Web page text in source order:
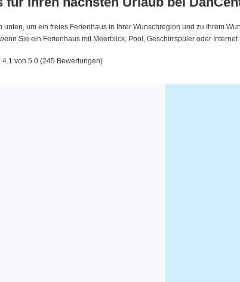
um ein freies Ferienhaus in Ihrer Wunschregion und zu Ihrem
Sie ein Ferienhaus mit Meerblick, Pool, Geschirrspüler oder
von 5.0 (245 Bewertungen)